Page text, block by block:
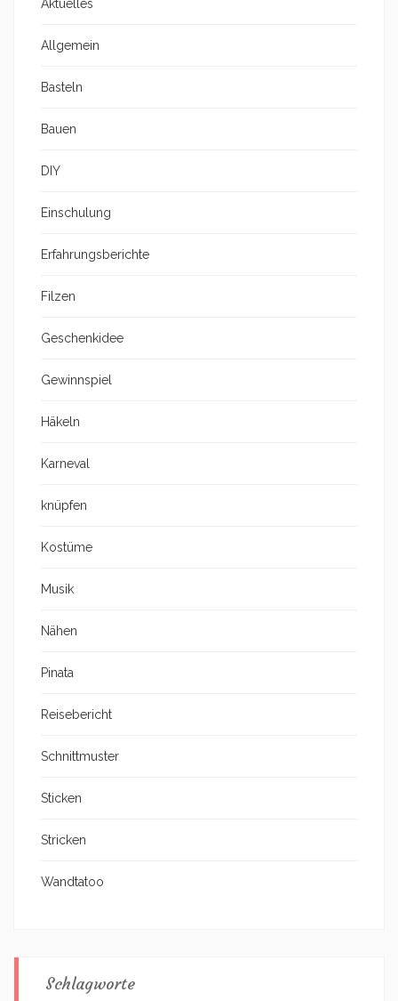
Aktuelles
Allgemein
Basteln
Bauen
DIY
Einschulung
Erfahrungsberichte
Filzen
Geschenkidee
Gewinnspiel
Häkeln
Karneval
knüpfen
Kostüme
Musik
Nähen
Pinata
Reisebericht
Schnittmuster
Sticken
Stricken
Wandtatoo
Schlagworte